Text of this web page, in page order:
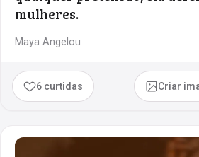
mulheres.
Maya Angelou
6 curtidas Criar